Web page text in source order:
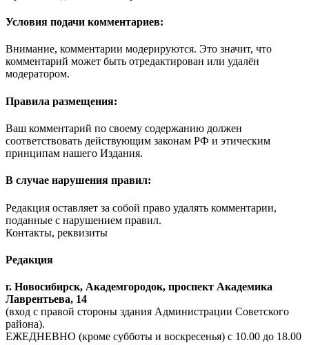
Условия подачи комментариев:
Внимание, комментарии модерируются. Это значит, что
комментарий может быть отредактирован или удалён
модератором.
Правила размещения:
Ваш комментарий по своему содержанию должен
соответствовать действующим законам РФ и этическим
принципам нашего Издания.
В случае нарушения правил:
Редакция оставляет за собой право удалять комментарии,
поданные с нарушением правил.
Контакты, реквизиты
Редакция
г. Новосибирск, Академгородок, проспект Академика
Лаврентьева, 14
(вход с правой стороны здания Администрации Советского
района).
ЕЖЕДНЕВНО (кроме субботы и воскресенья) с 10.00 до 18.00